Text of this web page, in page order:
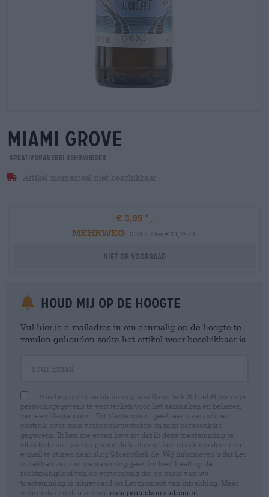
miami grove
Kreativbrauerei Kehrwieder
Artikel momenteel niet beschikbaar
€ 3,99
MEHRWEG
0,33 L Fles € 11,76 / L
Niet op voorraad
Houd mij op de hoogte
Vul hier je e-mailadres in om eenmalig op de hoogte te
worden gehouden zodra het artikel weer beschikbaar is.
Hierbij geef ik toestemming aan Bierothek ® GmbH om mijn
persoonsgegevens te verwerken voor het aanmaken en beheren
van een klantaccount. Dit klantaccount geeft een overzicht en
controle over mijn verkoopactiviteiten en mijn persoonlijke
gegevens. Ik ben me ervan bewust dat ik deze toestemming te
allen tijde met werking voor de toekomst kan intrekken door een
e-mail te sturen naar shop@bierothek.de. Wij informeren u dat het
intrekken van uw toestemming geen invloed heeft op de
rechtmatigheid van de verwerking die op basis van uw
toestemming is uitgevoerd tot het moment van intrekking. Meer
informatie vindt u in onze data protection statement